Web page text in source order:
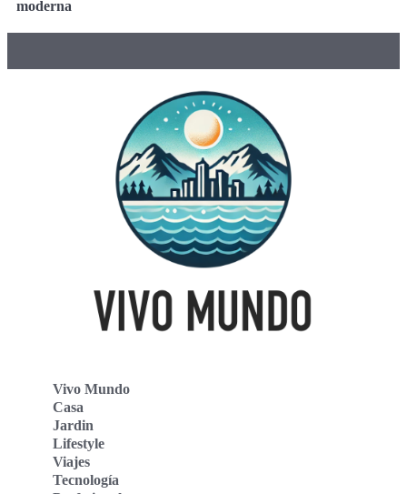
moderna
Vivo Mundo
Casa
Jardin
Lifestyle
Viajes
Tecnología